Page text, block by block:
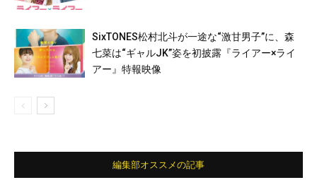
SixTONES松村北斗が一途な“激甘男子”に、森
七菜は“ギャルJK”姿を初披露『ライアー×ライ
アー』特報映像
編集部オススメの記事